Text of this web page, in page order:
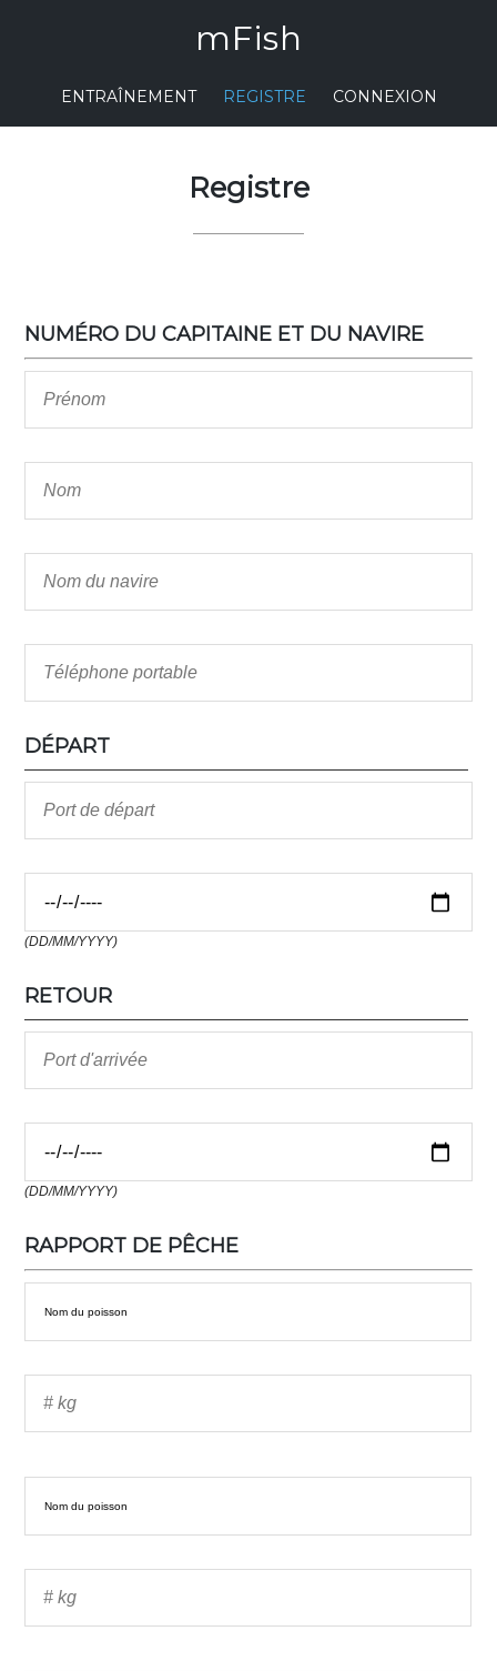
mFish
ENTRAÎNEMENT REGISTRE CONNEXION
Registre
NUMÉRO DU CAPITAINE ET DU NAVIRE
DÉPART
(DD/MM/YYYY)
RETOUR
(DD/MM/YYYY)
RAPPORT DE PÊCHE